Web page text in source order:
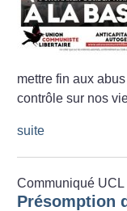
mettre fin aux
contrôle sur nos
suite
Communiqué UCL
Présomption